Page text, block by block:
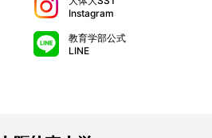
Instagram
教育学部公式
LINE